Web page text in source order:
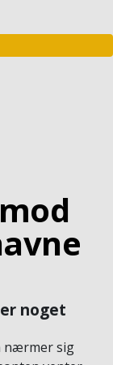
noget
nærmer sig